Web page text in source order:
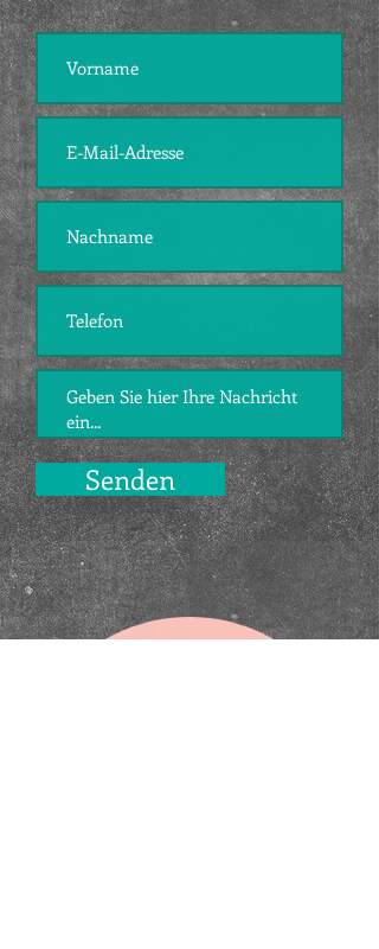
Senden